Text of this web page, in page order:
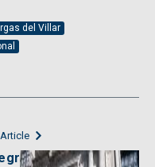
del Villar